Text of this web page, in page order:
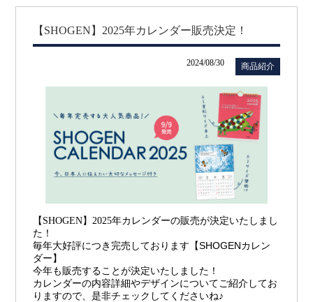
【SHOGEN】2025年カレンダー販売決定！
2024/08/30 商品紹介
【SHOGEN】2025年カレンダーの販売が決定いたしまし
た！
毎年大好評につき完売しております【SHOGENカレン
ダー】
今年も販売することが決定いたしました！
カレンダーの内容詳細やデザインについてご紹介してお
りますので、是非チェックしてくださいね♪